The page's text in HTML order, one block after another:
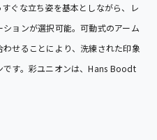
ぐな立ち姿を基本としながら、レ
ョンが選択可能。可動式のアーム
せることにより、洗練された印象
です。彩ユニオンは、Hans Boodt